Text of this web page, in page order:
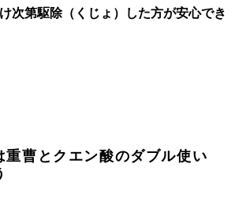
次第駆除（くじょ）した方が安心でき
重曹とクエン酸のダブル使い